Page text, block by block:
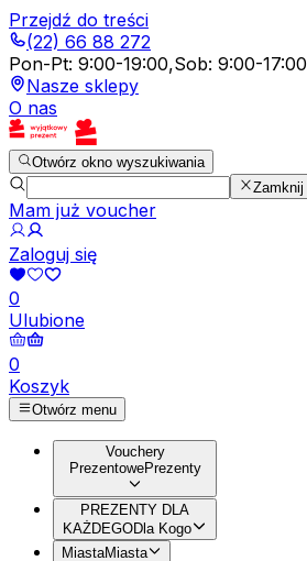
Przejdź do treści
(22) 66 88 272
Pon-Pt: 9:00-19:00,Sob: 9:00-17:00
Nasze sklepy
O nas
Otwórz okno wyszukiwania
Zamknij
Mam już voucher
Zaloguj się
0
Ulubione
0
Koszyk
Otwórz menu
Vouchery
PrezentowePrezenty
PREZENTY DLA
KAŻDEGODla Kogo
MiastaMiasta